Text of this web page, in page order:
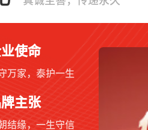
使命
万家，泰护一生
主张
结缘，一生守信